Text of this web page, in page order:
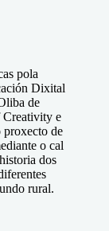
pola
Dixital
de
e
proxecto de
o cal
dos
rural.